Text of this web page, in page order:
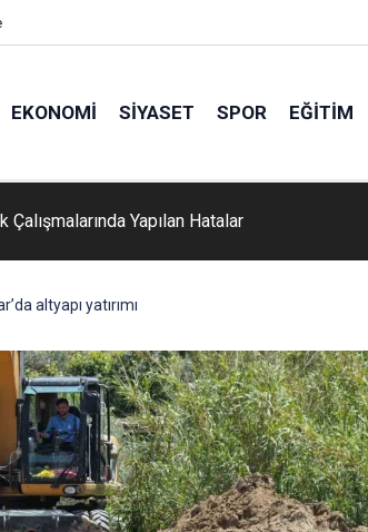
EKONOMI SIYASET SPOR EĞITIM
Çalışmalarında Yapılan Hatalar
altyapı yatırımı